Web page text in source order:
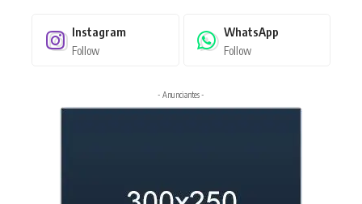
Instagram
Follow
WhatsApp
Follow
- Anunciantes -